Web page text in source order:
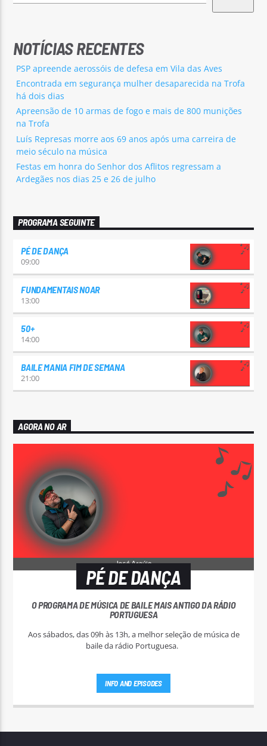
NOTÍCIAS RECENTES
PSP apreende aerossóis de defesa em Vila das Aves
Encontrada em segurança mulher desaparecida na Trofa
há dois dias
Apreensão de 10 armas de fogo e mais de 800 munições
na Trofa
Luís Represas morre aos 69 anos após uma carreira de
meio século na música
Festas em honra do Senhor dos Aflitos regressam a
Ardegães nos dias 25 e 26 de julho
PROGRAMA SEGUINTE
PÉ DE DANÇA
09:00
FUNDAMENTAIS NOAR
13:00
50+
14:00
BAILE MANIA FIM DE SEMANA
21:00
AGORA NO AR
PÉ DE DANÇA
O PROGRAMA DE MÚSICA DE BAILE MAIS ANTIGO DA RÁDIO
PORTUGUESA
Aos sábados, das 09h às 13h, a melhor seleção de música de
INFO AND EPISODES